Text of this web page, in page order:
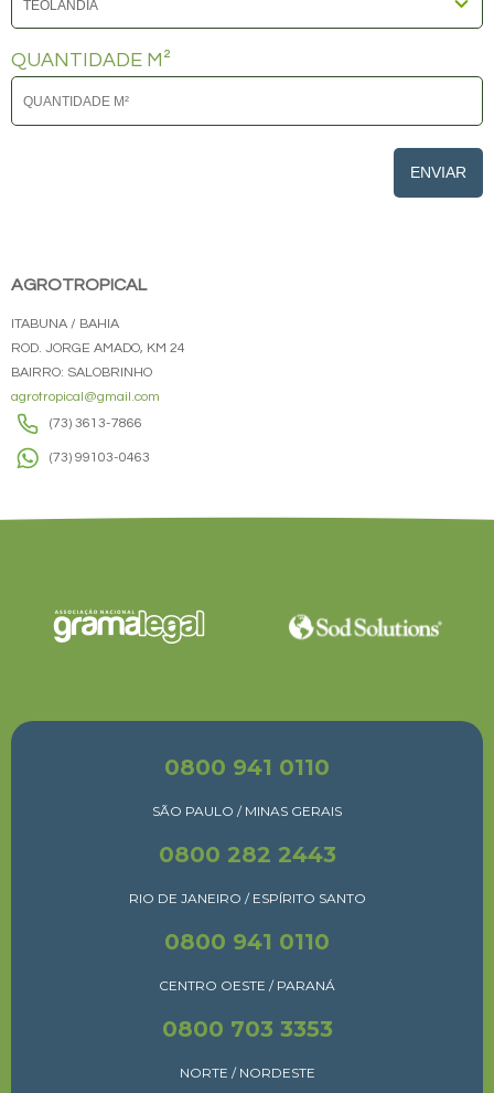
QUANTIDADE M²
ENVIAR
AGROTROPICAL
ITABUNA / BAHIA
ROD. JORGE AMADO, KM 24
BAIRRO: SALOBRINHO
agrotropical@gmail.com
(73) 3613-7866
(73) 99103-0463
0800 941 0110
SÃO PAULO / MINAS GERAIS
0800 282 2443
RIO DE JANEIRO / ESPÍRITO SANTO
0800 941 0110
CENTRO OESTE / PARANÁ
0800 703 3353
NORTE / NORDESTE